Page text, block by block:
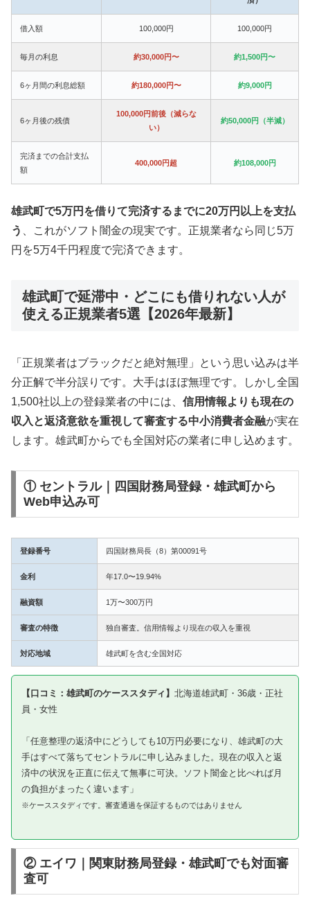
借入額 100,000円 100,000円
毎月の利息 約30,000円〜 約1,500円〜
6ヶ月間の利息総額 約180,000円〜 約9,000円
6ヶ月後の残債
100,000円前後（減らな
い）
約50,000円（半減）
完済までの合計支払
額
400,000円超 約108,000円
雄武町で5万円を借りて完済するまでに20万円以上を支払
う
、これがソフト闇金の現実です。正規業者なら同じ5万
円を5万4千円程度で完済できます。
雄武町で延滞中・どこにも借りれない人が
使える正規業者5選【2026年最新】
「正規業者はブラックだと絶対無理」という思い込みは半
分正解で半分誤りです。大手はほぼ無理です。しかし全国
1,500社以上の登録業者の中には、 信用情報よりも現在の
収入と返済意欲を重視して審査する中小消費者金融が実在
します。雄武町からでも全国対応の業者に申し込めます。
① セントラル｜四国財務局登録・雄武町から
Web申込み可
登録番号 四国財務局長（8）第00091号
金利 年17.0〜19.94%
融資額 1万〜300万円
審査の特徴 独自審査。信用情報より現在の収入を重視
対応地域 雄武町を含む全国対応
【口コミ：雄武町のケーススタディ】 北海道雄武町・36歳・正社
員・女性
「任意整理の返済中にどうしても10万円必要になり、雄武町の大
手はすべて落ちてセントラルに申し込みました。現在の収入と返
済中の状況を正直に伝えて無事に可決。ソフト闇金と比べれば月
の負担がまったく違います」
※ケーススタディです。審査通過を保証するものではありません
② エイワ｜関東財務局登録・雄武町でも対面審
査可